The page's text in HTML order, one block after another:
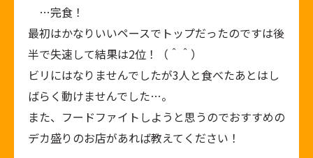
…完食！
最初はかなりいいペースでトップだったのですは後
半で失速して結果は2位！（＾＾）
ビリにはなりませんでしたが3人と食べたあとはし
ばらく動けませんでした…。
また、フードファイトしようと思うのでおすすめの
デカ盛りのお店があれば教えてください！